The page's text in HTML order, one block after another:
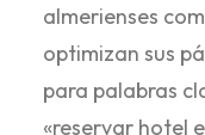
almerienses
optimizan sus
para palabras
«reservar hotel